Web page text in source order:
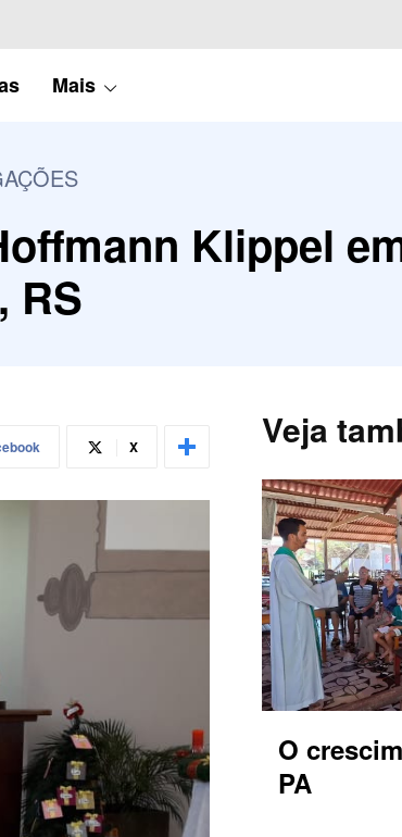
Mais
Klippel
RS
X Veja
O
PA